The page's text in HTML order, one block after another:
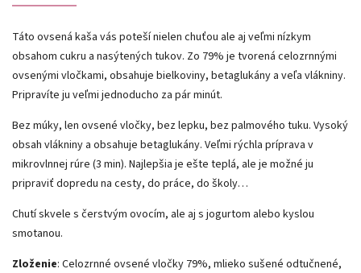
Táto ovsená kaša vás poteší nielen chuťou ale aj veľmi nízkym
obsahom cukru a nasýtených tukov. Zo 79% je tvorená celozrnnými
ovsenými vločkami, obsahuje bielkoviny, betaglukány a veľa vlákniny.
Pripravíte ju veľmi jednoducho za pár minút.
Bez múky, len ovsené vločky, bez lepku, bez palmového tuku. Vysoký
obsah vlákniny a obsahuje betaglukány. Veľmi rýchla príprava v
mikrovlnnej rúre (3 min). Najlepšia je ešte teplá, ale je možné ju
pripraviť dopredu na cesty, do práce, do školy…
Chutí skvele s čerstvým ovocím, ale aj s jogurtom alebo kyslou
smotanou.
Zloženie: Celozrnné ovsené vločky 79%, mlieko sušené odtučnené,